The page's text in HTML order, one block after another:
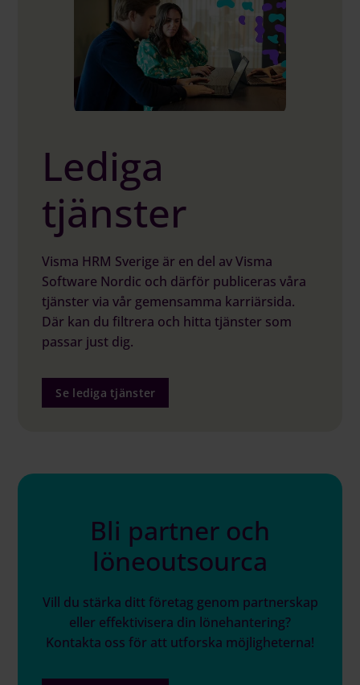
Lediga
tjänster
Visma HRM Sverige är en del av Visma
Software Nordic och därför publiceras våra
tjänster via vår gemensamma karriärsida.
Där kan du filtrera och hitta tjänster som
passar just dig.
Se lediga tjänster
Bli partner och
löneoutsourca
Vill du stärka ditt företag genom partnerskap
eller effektivisera din lönehantering?
Kontakta oss för att utforska möjligheterna!